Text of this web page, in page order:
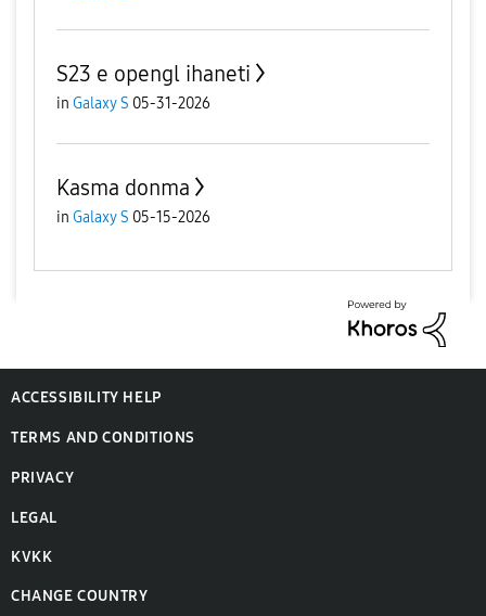
S23 e opengl ihaneti
in Galaxy S 05-31-2026
Kasma donma
in Galaxy S 05-15-2026
ACCESSIBILITY HELP
TERMS AND CONDITIONS
PRIVACY
LEGAL
KVKK
CHANGE COUNTRY